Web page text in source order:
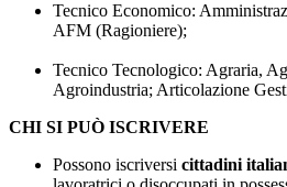
Tecnico Economico:
AFM (Ragioniere);
Tecnico Tecnologico: Agraria,
Agroindustria; Articolazione
CHI SI PUÒ ISCRIVERE
Possono iscriversi cittadini